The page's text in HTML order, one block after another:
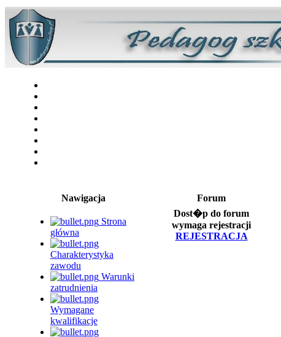
Nawigacja
Strona
główna
Charakterystyka
zawodu
Warunki
zatrudnienia
Wymagane
kwalifikacje
Forum
Dost�p do forum
wymaga rejestracji
REJESTRACJA